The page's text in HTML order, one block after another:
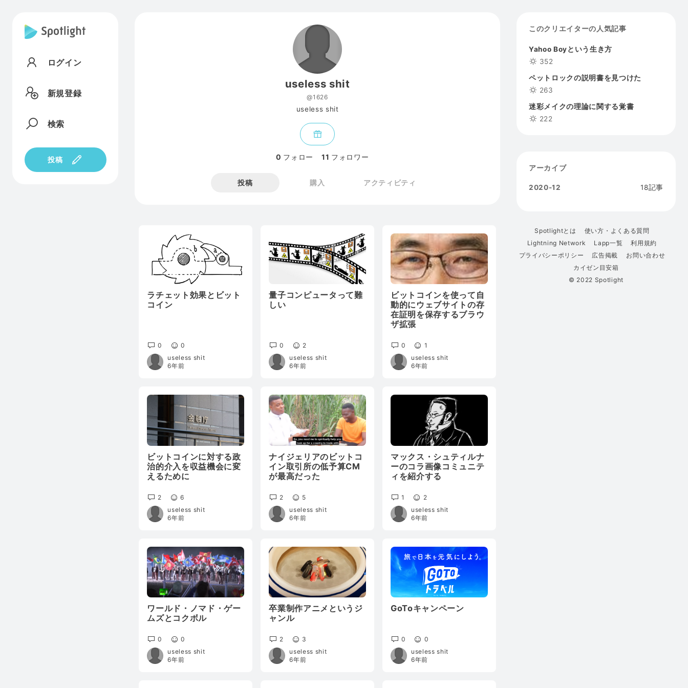
ログイン
新規登録
検索
投稿
useless shit
@1626
useless shit
0 フォロー 11 フォロワー
投稿 購入 アクティビティ
ラチェット効果とビット
コイン
0
0
useless shit
6年前
量子コンピュータって難
しい
0
2
useless shit
6年前
ビットコインを使って自
動的にウェブサイトの存
在証明を保存するブラウ
ザ拡張
0
1
useless shit
6年前
ビットコインに対する政
治的介入を収益機会に変
えるために
2
6
useless shit
6年前
ナイジェリアのビットコ
イン取引所の低予算CM
が最高だった
2
5
useless shit
6年前
マックス・シュティルナ
ーのコラ画像コミュニテ
ィを紹介する
1
2
useless shit
6年前
ワールド・ノマド・ゲー
ムズとコクボル
0
0
useless shit
6年前
卒業制作アニメというジ
ャンル
2
3
useless shit
6年前
GoToキャンペーン
0
0
useless shit
6年前
このクリエイターの人気記事
Yahoo Boyという生き方
352
ペットロックの説明書を見つけた
263
迷彩メイクの理論に関する覚書
222
アーカイブ
2020-12 18記事
Spotlightとは
使い方・よくある質問
Lightning Network
Lapp一覧
利用規約
プライバシーポリシー
広告掲載
お問い合わせ
カイゼン目安箱
© 2022 Spotlight